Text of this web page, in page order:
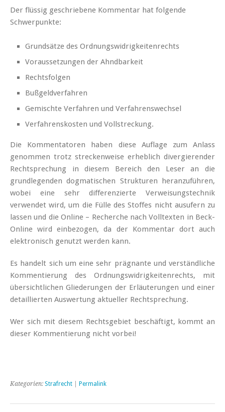
Der flüssig geschriebene Kommentar hat folgende
Schwerpunkte:
Grundsätze des Ordnungswidrigkeitenrechts
Voraussetzungen der Ahndbarkeit
Rechtsfolgen
Bußgeldverfahren
Gemischte Verfahren und Verfahrenswechsel
Verfahrenskosten und Vollstreckung.
Die Kommentatoren haben diese Auflage zum Anlass
genommen trotz streckenweise erheblich divergierender
Rechtsprechung in diesem Bereich den Leser an die
grundlegenden dogmatischen Strukturen heranzuführen,
wobei eine sehr differenzierte Verweisungstechnik
verwendet wird, um die Fülle des Stoffes nicht ausufern zu
lassen und die Online – Recherche nach Volltexten in Beck-
Online wird einbezogen, da der Kommentar dort auch
elektronisch genutzt werden kann.
Es handelt sich um eine sehr prägnante und verständliche
Kommentierung des Ordnungswidrigkeitenrechts, mit
übersichtlichen Gliederungen der Erläuterungen und einer
detaillierten Auswertung aktueller Rechtsprechung.
Wer sich mit diesem Rechtsgebiet beschäftigt, kommt an
dieser Kommentierung nicht vorbei!
Kategorien: Strafrecht Permalink